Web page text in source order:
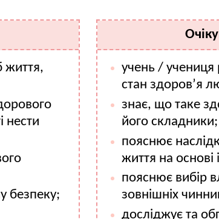
життя,
нести
безпеку;
учень / учениця
стан здоров’я
знає, що таке
його складники;
пояснює
життя на основі
пояснює вибір
зовнішніх
досліджує та